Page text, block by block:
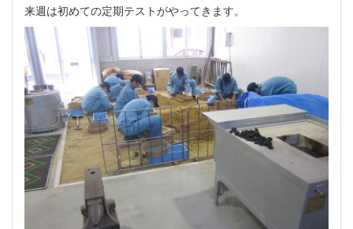
来週は初めての定期テストがやってきます。